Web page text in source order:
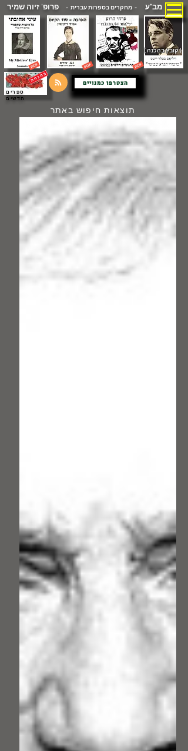
מב"ע - מחקרים בספרות עברית -פרופ' זיוה שמיר
( קובץ בהכנה )
הצטרפו כמנויים
ספרים
חדשים
תוצאות חיפוש באתר